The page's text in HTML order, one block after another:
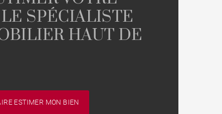
SPÉCIALISTE
HAUT DE
ESTIMER MON BIEN